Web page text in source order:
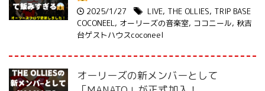
2025/1/27 LIVE, THE OLLIES, TRIP BASE
COCONEEL, オーリーズの音楽室, ココニール, 秋吉
台ゲストハウスcoconeel
オーリーズの新メンバーとして